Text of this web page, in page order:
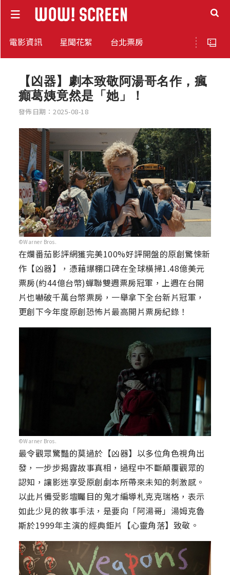
電影資訊 星聞花絮 台北票房
【凶器】劇本致敬阿湯哥名作，瘋
癲葛姨竟然是「她」！
發佈日期：2025-08-18
©Warner Bros.
在爛番茄影評網獲完美100%好評開盤的原創驚悚新
作【凶器】，憑藉爆棚口碑在全球橫掃1.48億美元
票房(約44億台幣)蟬聯雙週票房冠軍，上週在台開
片也嚇破千萬台幣票房，一舉拿下全台新片冠軍，
更創下今年度原創恐怖片最高開片票房紀錄！
©Warner Bros.
最令觀眾驚豔的莫過於【凶器】以多位角色視角出
發，一步步揭露故事真相，過程中不斷顛覆觀眾的
認知，讓影迷享受原創劇本所帶來未知的刺激感。
以此片備受影壇矚目的鬼才編導札克克瑞格，表示
如此少見的敘事手法，是要向「阿湯哥」湯姆克魯
斯於1999年主演的經典鉅片【心靈角落】致敬。